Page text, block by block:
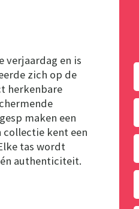
verjaardag en is
zich op de
herkenbare
maken een
collectie kent een
tas wordt
authenticiteit.